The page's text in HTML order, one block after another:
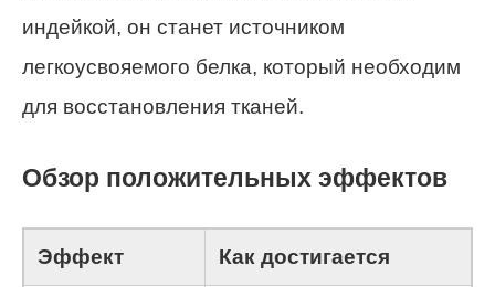
индейкой, он станет источником
легкоусвояемого белка, который необходим
для восстановления тканей.
Обзор положительных эффектов
Эффект Как достигается